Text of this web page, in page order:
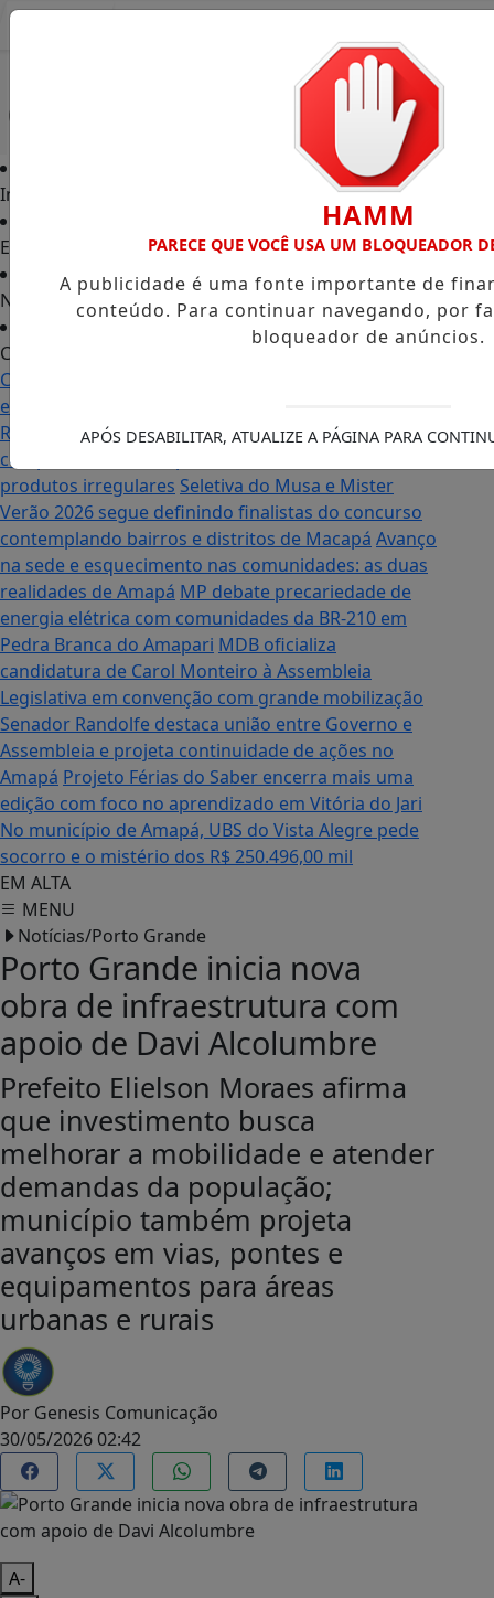
Início
Edições
Notícias
Contato
Carol Monteiro: trajetória política ganha destaque
em Porto Grande com atuação voltada ao município
Receita Federal anuncia mudanças no programa de
compras no exterior para evitar entrada de
produtos irregulares Seletiva do Musa e Mister
Verão 2026 segue definindo finalistas do concurso
contemplando bairros e distritos de Macapá Avanço
na sede e esquecimento nas comunidades: as duas
realidades de Amapá MP debate precariedade de
energia elétrica com comunidades da BR-210 em
Pedra Branca do Amapari MDB oficializa
candidatura de Carol Monteiro à Assembleia
Legislativa em convenção com grande mobilização
Senador Randolfe destaca união entre Governo e
Assembleia e projeta continuidade de ações no
Amapá Projeto Férias do Saber encerra mais uma
edição com foco no aprendizado em Vitória do Jari
No município de Amapá, UBS do Vista Alegre pede
socorro e o mistério dos R$ 250.496,00 mil
EM ALTA
MENU
Notícias/Porto Grande
Porto Grande inicia nova
obra de infraestrutura com
apoio de Davi Alcolumbre
Prefeito Elielson Moraes afirma
que investimento busca
melhorar a mobilidade e atender
demandas da população;
município também projeta
avanços em vias, pontes e
equipamentos para áreas
urbanas e rurais
Por Genesis Comunicação
30/05/2026 02:42
A-
HAMM
PARECE QUE VOCÊ USA UM BLOQUEADOR
A publicidade é uma fonte importante de
conteúdo. Para continuar navegando, por
bloqueador de anúncios.
APÓS DESABILITAR, ATUALIZE A PÁGINA PARA